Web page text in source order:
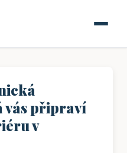
vás připraví
v